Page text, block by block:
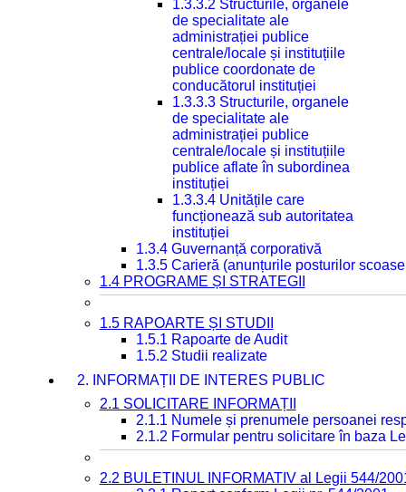
1.3.3.2 Structurile, organele
de specialitate ale
administrației publice
centrale/locale și instituțiile
publice coordonate de
conducătorul instituției
1.3.3.3 Structurile, organele
de specialitate ale
administrației publice
centrale/locale și instituțiile
publice aflate în subordinea
instituției
1.3.3.4 Unitățile care
funcționează sub autoritatea
instituției
1.3.4 Guvernanță corporativă
1.3.5 Carieră (anunțurile posturilor
1.4 PROGRAME ȘI STRATEGII
1.5 RAPOARTE ȘI STUDII
1.5.1 Rapoarte de Audit
1.5.2 Studii realizate
2. INFORMAȚII DE INTERES PUBLIC
2.1 SOLICITARE INFORMAȚII
2.1.1 Numele și prenumele persoanei
2.1.2 Formular pentru solicitare în baza
2.2 BULETINUL INFORMATIV al Legii 544/